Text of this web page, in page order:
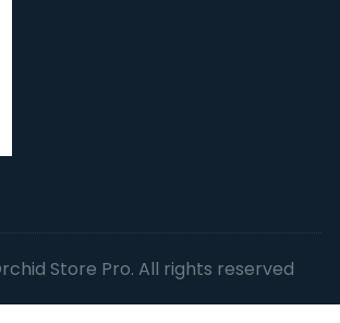
Store Pro. All rights reserved